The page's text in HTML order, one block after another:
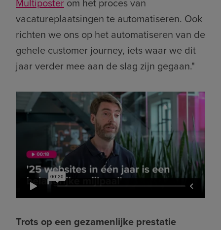
Multiposter om het proces van
vacatureplaatsingen te automatiseren. Ook
richten we ons op het automatiseren van de
gehele customer journey, iets waar we dit
jaar verder mee aan de slag zijn gegaan."
Trots op een gezamenlijke prestatie